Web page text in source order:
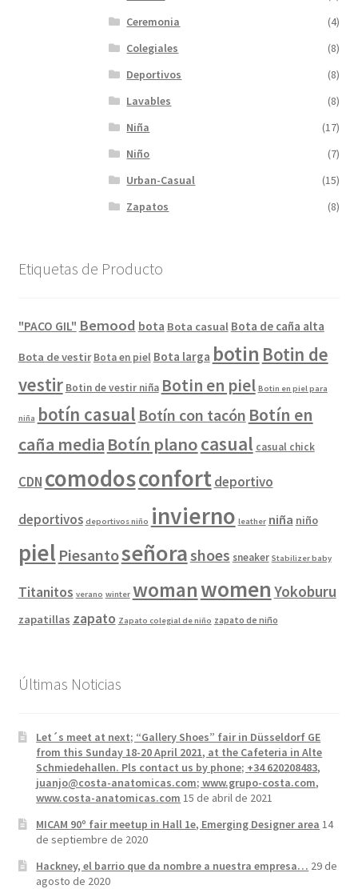
Ceremonia
(4)
Colegiales
(8)
Deportivos
(8)
Lavables
(8)
Niña
(17)
Niño
(7)
Urban-Casual
(15)
Zapatos
(8)
Etiquetas de Producto
"PACO GIL" Bemood bota Bota casual Bota de caña alta
Bota de vestir Bota en piel Bota larga botin Botin de
vestir Botin de vestir niña Botin en piel Botin en piel para
niña botín casual Botín con tacón Botín en
caña media Botín planocasual casual chick
CDN comodosconfortdeportivo
deportivos deportivos niño invierno leather niña niño
piel Piesantoseñorashoes sneaker Stabilizer baby
Titanitos verano winter womanwomen Yokoburu
zapatillas zapato Zapato colegial de niño zapato de niño
Últimas Noticias
Let´s meet at next; “Gallery Shoes” fair in Düsseldorf GE
from this Sunday 18-20 April 2021, at the Cafeteria in Alte
Schmiedehallen. Pls contact us by phone; +34 620208483,
juanjo@costa-anatomicas.com; www.grupo-costa.com,
www.costa-anatomicas.com 15 de abril de 2021
MICAM 90º fair meetup in Hall 1e, Emerging Designer area 14
de septiembre de 2020
Hackney, el barrio que da nombre a nuestra empresa… 29 de
agosto de 2020